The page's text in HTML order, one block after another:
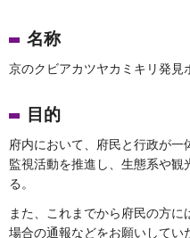
名称
京のクビアカツヤカミキリ発見
目的
府内において、府民と行政が
監視活動を推進し、生態系や観
る。
また、これまでから府民の方
場合の通報などをお願いしてい